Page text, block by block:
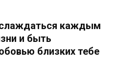
каждым
и быть
близких тебе